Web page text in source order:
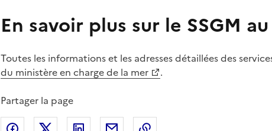
En savoir plus sur le SSGM
Toutes les informations et les adresses détaillées des
du ministère en charge de la mer
.
Partager la page